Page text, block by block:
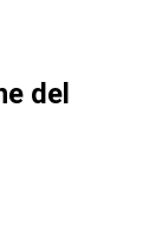
del